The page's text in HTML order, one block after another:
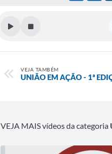
VEJA TAMBÉM
UNIÃO EM AÇÃO - 1ª
VEJA MAIS vídeos da categoria